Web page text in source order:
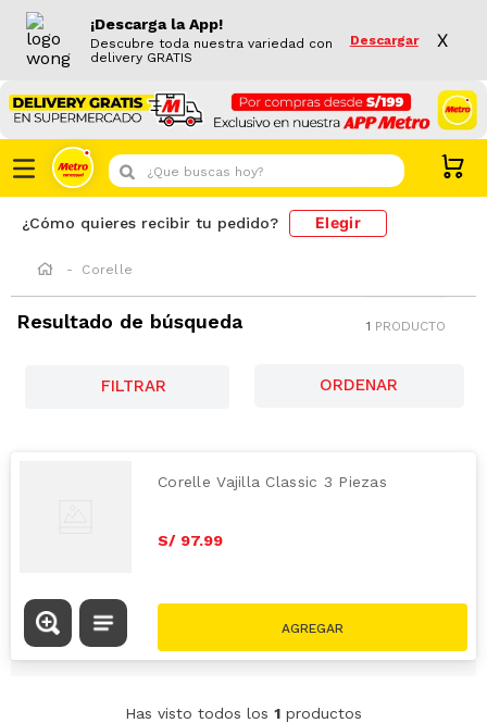
¡Descarga la App!
Descubre toda nuestra variedad con
delivery GRATIS
Descargar X
¿Que buscas hoy?
¿Cómo quieres recibir tu pedido? Elegir
Corelle
Resultado de búsqueda 1 PRODUCTO
FILTRAR
Corelle Vajilla Classic 3 Piezas
S/ 97.99
Has visto todos los 1 productos